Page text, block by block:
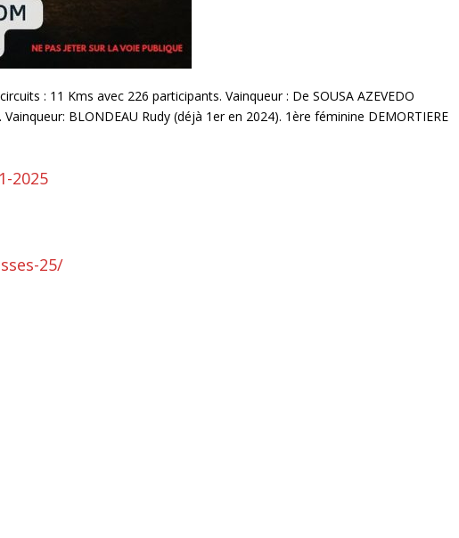
: 11 Kms avec 226 participants. Vainqueur : De SOUSA AZEVEDO
BLONDEAU Rudy (déjà 1er en 2024). 1ère féminine DEMORTIERE
2025
25/